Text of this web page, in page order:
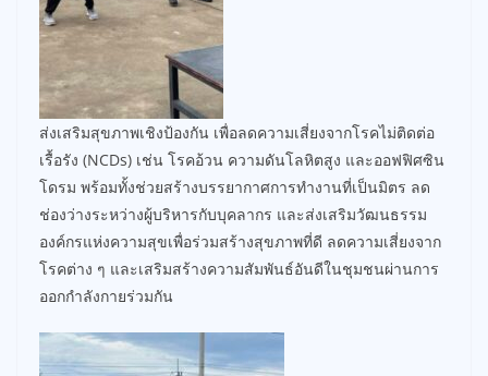
ส่งเสริมสุขภาพเชิงป้องกัน เพื่อลดความเสี่ยงจากโรคไม่ติดต่อ
เรื้อรัง (NCDs) เช่น โรคอ้วน ความดันโลหิตสูง และออฟฟิศซิน
โดรม พร้อมทั้งช่วยสร้างบรรยากาศการทำงานที่เป็นมิตร ลด
ช่องว่างระหว่างผู้บริหารกับบุคลากร และส่งเสริมวัฒนธรรม
องค์กรแห่งความสุขเพื่อร่วมสร้างสุขภาพที่ดี ลดความเสี่ยงจาก
โรคต่าง ๆ และเสริมสร้างความสัมพันธ์อันดีในชุมชนผ่านการ
ออกกำลังกายร่วมกัน